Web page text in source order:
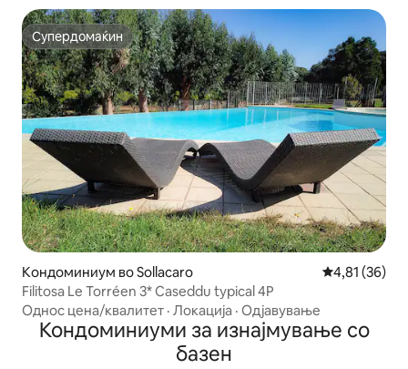
Супердомаќин
Супердомаќин
Кондоминиум во Sollacaro Просечна
4,81 (36)
Filitosa Le Torréen 3* Caseddu typical 4P
Однос цена/квалитет · Локација · Одјавување
Кондоминиуми за изнајмување со
базен